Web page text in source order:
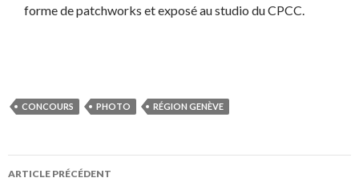
forme de patchworks et exposé au studio du CPCC.
CONCOURS PHOTO RÉGION GENÈVE
Navigation
ARTICLE PRÉCÉDENT